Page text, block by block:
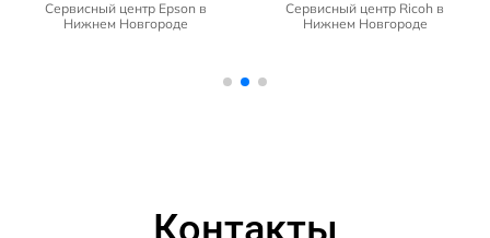
Сервисный центр Epson в
Нижнем Новгороде
Сервисный центр Ricoh в
Нижнем Новгороде